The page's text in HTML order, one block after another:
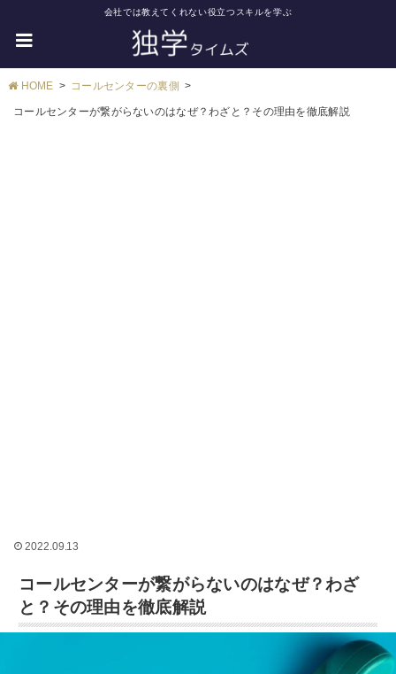
会社では教えてくれない役立つスキルを学ぶ
HOME コールセンターの裏側
コールセンターが繋がらないのはなぜ？わざと？その理由を徹底解説
2022.09.13
コールセンターが繋がらないのはなぜ？わざ
と？その理由を徹底解説